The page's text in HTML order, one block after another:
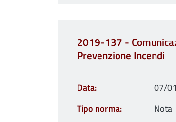
2019-137 -
Prevenzione Incendi
Data
07/
Tipo norma
Nota